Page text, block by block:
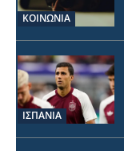
ΚΟΙΝΩΝΙΑ
ΙΣΠΑΝΙΑ